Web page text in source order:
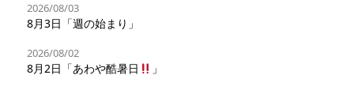
2026/08/03
8月3日「週の始まり」
2026/08/02
8月2日「あわや酷暑日 」